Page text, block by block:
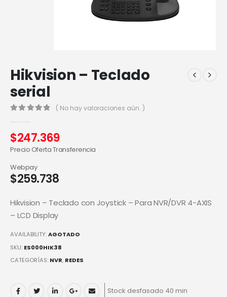
Hikvision – Teclado
serial
( No hay valoraciones aún. )
$247.369
Precio Oferta Transferencia
$259.738
Webpay
Hikvision – Teclado con Joystick – Para NVR/DVR 4-AXIS
– LCD Display
AVAILABILITY:AGOTADO
SKU: ES000HIK38
CATEGORÍAS: NVR, REDES
Stock desfasado 40 min